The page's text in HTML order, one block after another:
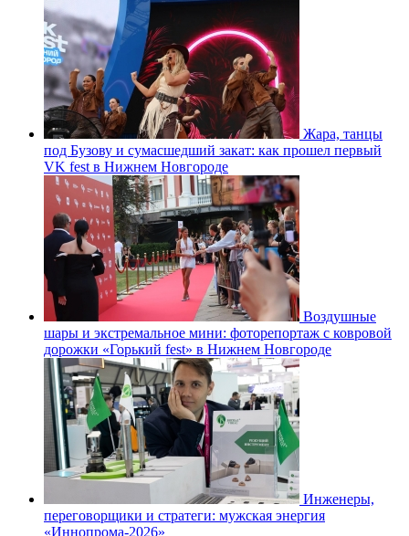
Жара, танцы
под Бузову и сумасшедший закат: как прошел первый
VK fest в Нижнем Новгороде
Воздушные
шары и экстремальное мини: фоторепортаж с ковровой
дорожки «Горький fest» в Нижнем Новгороде
Инженеры,
переговорщики и стратеги: мужская энергия
«Иннопрома-2026»